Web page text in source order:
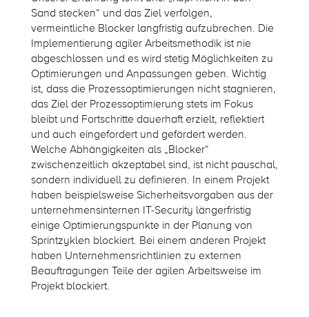
Sand stecken“ und das Ziel verfolgen,
vermeintliche Blocker langfristig aufzubrechen. Die
Implementierung agiler Arbeitsmethodik ist nie
abgeschlossen und es wird stetig Möglichkeiten zu
Optimierungen und Anpassungen geben. Wichtig
ist, dass die Prozessoptimierungen nicht stagnieren,
das Ziel der Prozessoptimierung stets im Fokus
bleibt und Fortschritte dauerhaft erzielt, reflektiert
und auch eingefordert und gefördert werden.
Welche Abhängigkeiten als „Blocker“
zwischenzeitlich akzeptabel sind, ist nicht pauschal,
sondern individuell zu definieren. In einem Projekt
haben beispielsweise Sicherheitsvorgaben aus der
unternehmensinternen IT-Security längerfristig
einige Optimierungspunkte in der Planung von
Sprintzyklen blockiert. Bei einem anderen Projekt
haben Unternehmensrichtlinien zu externen
Beauftragungen Teile der agilen Arbeitsweise im
Projekt blockiert.